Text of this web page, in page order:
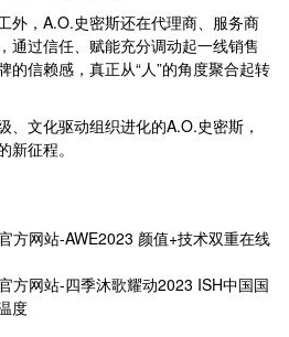
，A.O.史密斯还在代理商、服务商
通过信任、赋能充分调动起一线销售
的信赖感，真正从“人”的角度聚合起转
文化驱动组织进化的A.O.史密斯，
征程。
方网站-AWE2023 颜值+技术双重在线
方网站-四季沐歌耀动2023 ISH中国国
度